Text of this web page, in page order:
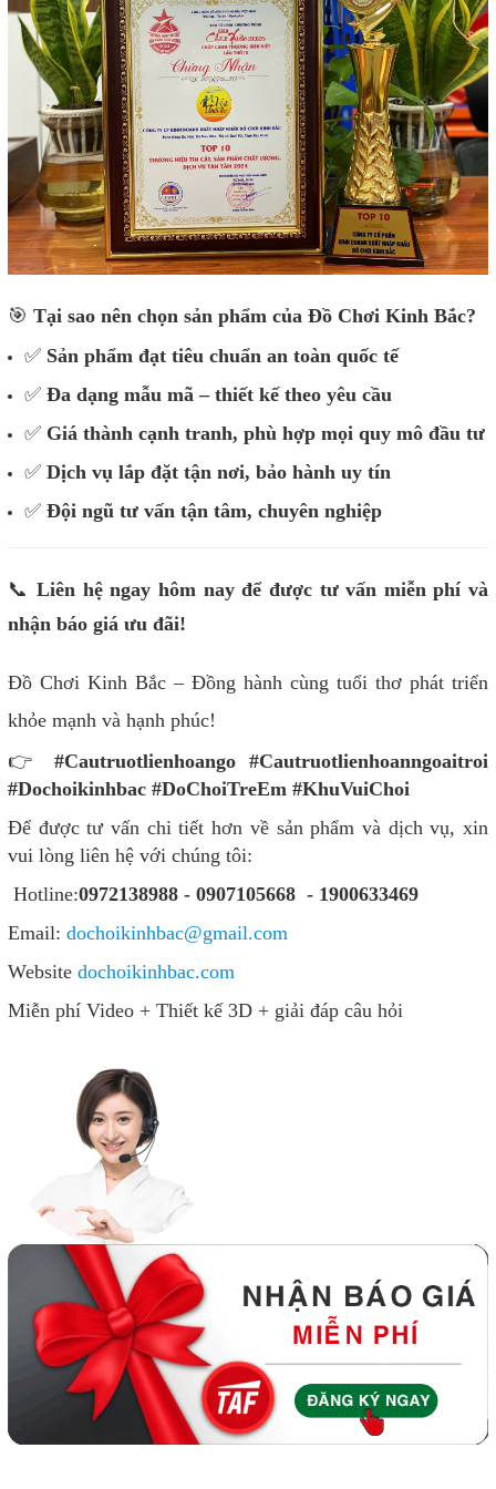
🎯 Tại sao nên chọn sản phẩm của Đồ Chơi Kinh Bắc?
✅ Sản phẩm đạt tiêu chuẩn an toàn quốc tế
✅ Đa dạng mẫu mã – thiết kế theo yêu cầu
✅ Giá thành cạnh tranh, phù hợp mọi quy mô đầu tư
✅ Dịch vụ lắp đặt tận nơi, bảo hành uy tín
✅ Đội ngũ tư vấn tận tâm, chuyên nghiệp
📞Liên hệ ngay hôm nay để được tư vấn miễn phí và
nhận báo giá ưu đãi!
Đồ Chơi Kinh Bắc – Đồng hành cùng tuổi thơ phát triển
khỏe mạnh và hạnh phúc!
👉 #Cautruotlienhoango #Cautruotlienhoanngoaitroi
#Dochoikinhbac #DoChoiTreEm #KhuVuiChoi
Để được tư vấn chi tiết hơn về sản phẩm và dịch vụ, xin
vui lòng liên hệ với chúng tôi:
Hotline:0972138988 - 0907105668 - 1900633469
Email: dochoikinhbac@gmail.com
Website dochoikinhbac.com
Miễn phí Video + Thiết kế 3D + giải đáp câu hỏi